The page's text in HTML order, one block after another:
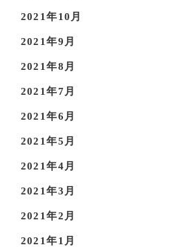
2021年10月
2021年9月
2021年8月
2021年7月
2021年6月
2021年5月
2021年4月
2021年3月
2021年2月
2021年1月